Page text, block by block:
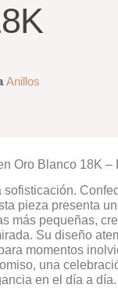
Anillos
Oro Blanco 18K –
pieza presenta
más pequeñas,
Su diseño
momentos
una
en el día a día.